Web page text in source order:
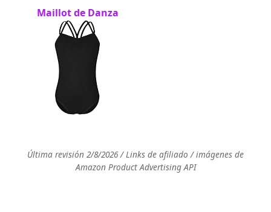
Maillot de Danza
Última revisión 2/8/2026 / Links de afiliado / imágenes de
Amazon Product Advertising API